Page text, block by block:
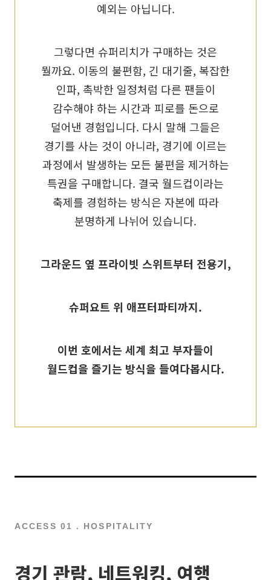
예외는 아닙니다.
그렇다면 슈퍼리치가 구매하는 것은
뭘까요. 이동의 불편함, 긴 대기줄, 복잡한
인파, 촉박한 일정처럼 다른 팬들이
감수해야 하는 시간과 피로를 돈으로
덜어낸 경험입니다. 다시 말해 그들은
경기를 사는 것이 아니라, 경기에 이르는
과정에서 발생하는 모든 불편을 제거하는
특권을 구매합니다. 결국 월드컵이라는
축제를 경험하는 방식은 자본에 따라
분명하게 나뉘어 있습니다.
그라운드 옆 프라이빗 스위트부터 전용기,
슈퍼요트 위 애프터파티까지.
이번 호에서는 세계 최고 부자들이
월드컵을 즐기는 방식을 들여다봅시다.
ACCESS 01 . HOSPITALITY
경기 관람, 네트워킹, 여행